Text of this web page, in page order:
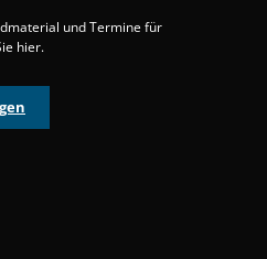
und Termine für
hier.